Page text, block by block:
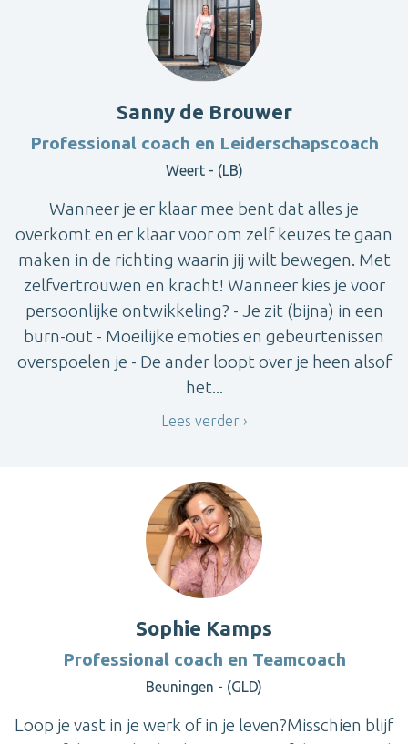
Sanny de Brouwer
Professional coach en Leiderschapscoach
Weert - (LB)
Wanneer je er klaar mee bent dat alles je
overkomt en er klaar voor om zelf keuzes te gaan
maken in de richting waarin jij wilt bewegen. Met
zelfvertrouwen en kracht! Wanneer kies je voor
persoonlijke ontwikkeling? - Je zit (bijna) in een
burn-out - Moeilijke emoties en gebeurtenissen
overspoelen je - De ander loopt over je heen alsof
het...
Lees verder
Sophie Kamps
Professional coach en Teamcoach
Beuningen - (GLD)
Loop je vast in je werk of in je leven?Misschien blijf